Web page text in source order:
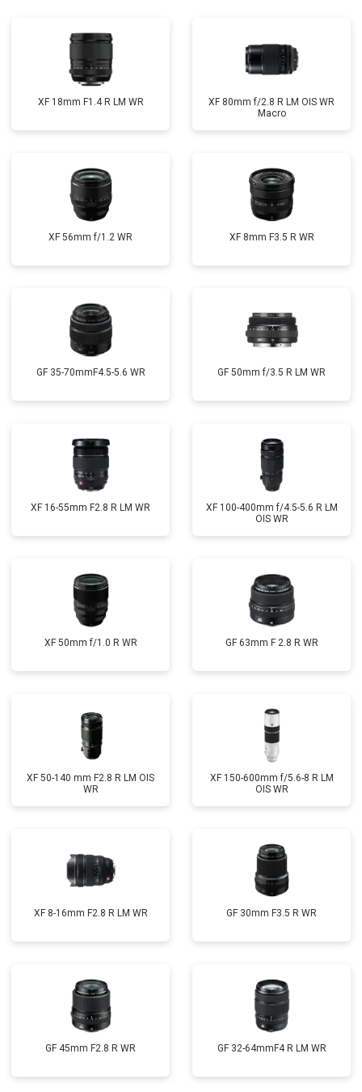
XF 18mm F1.4 R LM WR
XF 80mm f/2.8 R LM OIS WR
Macro
XF 56mm f/1.2 WR XF 8mm F3.5 R WR
GF 35-70mmF4.5-5.6 WR GF 50mm f/3.5 R LM WR
XF 16-55mm F2.8 R LM WR
XF 100-400mm f/4.5-5.6 R LM
OIS WR
XF 50mm f/1.0 R WR GF 63mm F 2.8 R WR
XF 50-140 mm F2.8 R LM OIS
WR
XF 150-600mm f/5.6-8 R LM
OIS WR
XF 8-16mm F2.8 R LM WR GF 30mm F3.5 R WR
GF 45mm F2.8 R WR GF 32-64mmF4 R LM WR